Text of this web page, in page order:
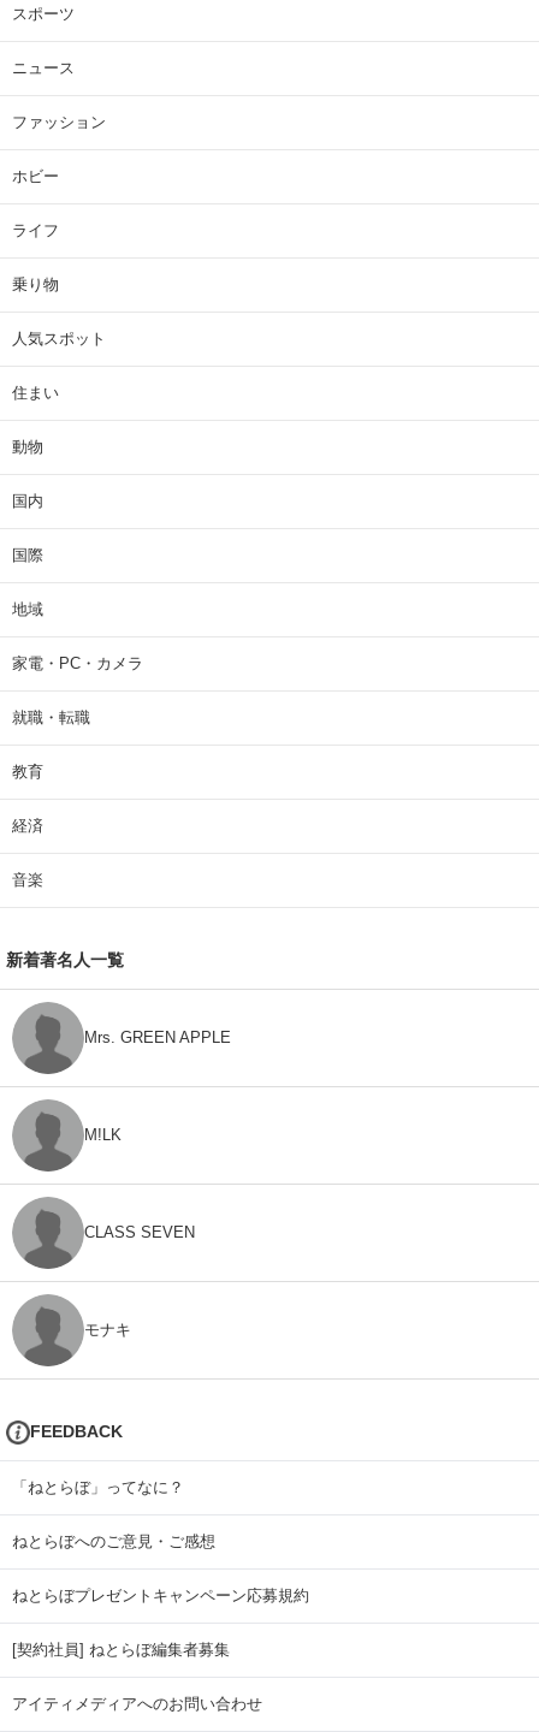
スポーツ
ニュース
ファッション
ホビー
ライフ
乗り物
人気スポット
住まい
動物
国内
国際
地域
家電・PC・カメラ
就職・転職
教育
経済
音楽
新着著名人一覧
Mrs. GREEN APPLE
M!LK
CLASS SEVEN
モナキ
FEEDBACK
「ねとらぼ」ってなに？
ねとらぼへのご意見・ご感想
ねとらぼプレゼントキャンペーン応募規約
[契約社員] ねとらぼ編集者募集
アイティメディアへのお問い合わせ